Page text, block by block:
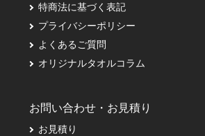
特商法に基づく表記
プライバシーポリシー
よくあるご質問
オリジナルタオルコラム
お問い合わせ・お見積り
お見積り